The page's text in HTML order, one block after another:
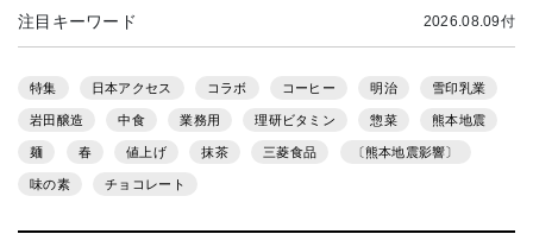
注目キーワード 2026.08.09付
特集 日本アクセス コラボ コーヒー 明治 雪印乳業
岩田醸造 中食 業務用 理研ビタミン 惣菜 熊本地震
麺 春 値上げ 抹茶 三菱食品 〔熊本地震影響〕
味の素 チョコレート